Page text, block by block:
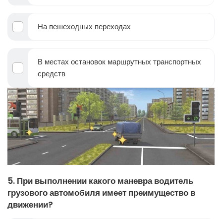
На пешеходных переходах
В местах остановок маршрутных транспортных
средств
5. При выполнении какого маневра водитель
грузового автомобиля имеет преимущество в
движении?